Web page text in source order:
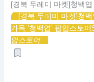
[경북 두레미 마켓]청백
[경북 두레미 마켓]청
가득 '청백엽' 팝업스토어
업스토어